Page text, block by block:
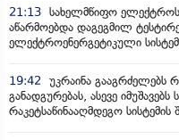
21:13 სახელმწიფო
აწარმოებდა დაგეგმილ
ელექტროენერგეტიკული
19:42
უკრაინა გააგრძელებს
განადგურებას, ასევე
რაკეტსაწინააღმდეგო